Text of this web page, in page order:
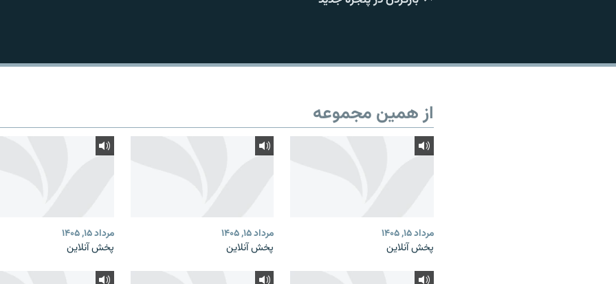
از همین مجموعه
مرداد ۱۵, ۱۴۰۵
پخش آنلاین
مرداد ۱۵, ۱۴۰۵
پخش آنلاین
مرداد ۱۵, ۱۴۰۵
پخش آنلاین